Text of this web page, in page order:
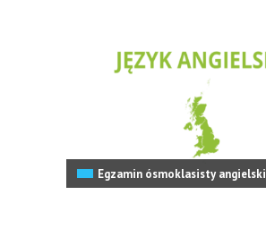
Egzamin ósmoklasisty angielski